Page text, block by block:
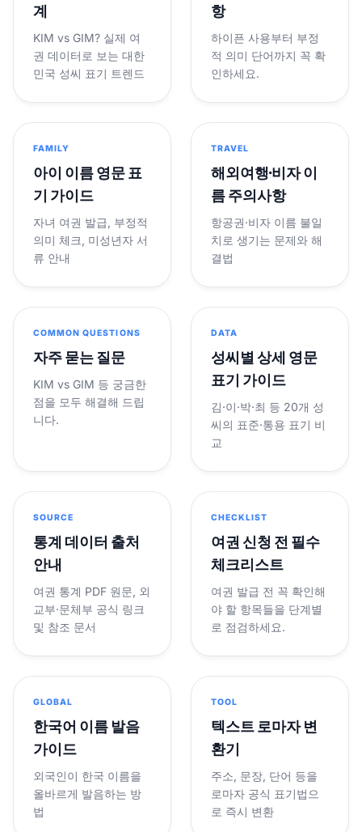
계
KIM vs GIM? 실제 여
권 데이터로 보는 대한
민국 성씨 표기 트렌드
항
하이픈 사용부터 부정
적 의미 단어까지 꼭 확
인하세요.
FAMILY
아이 이름 영문 표
기 가이드
자녀 여권 발급, 부정적
의미 체크, 미성년자 서
류 안내
TRAVEL
해외여행·비자 이
름 주의사항
항공권·비자 이름 불일
치로 생기는 문제와 해
결법
COMMON QUESTIONS
자주 묻는 질문
KIM vs GIM 등 궁금한
점을 모두 해결해 드립
니다.
DATA
성씨별 상세 영문
표기 가이드
김·이·박·최 등 20개 성
씨의 표준·통용 표기 비
교
SOURCE
통계 데이터 출처
안내
여권 통계 PDF 원문, 외
교부·문체부 공식 링크
및 참조 문서
CHECKLIST
여권 신청 전 필수
체크리스트
여권 발급 전 꼭 확인해
야 할 항목들을 단계별
로 점검하세요.
GLOBAL
한국어 이름 발음
가이드
외국인이 한국 이름을
올바르게 발음하는 방
법
TOOL
텍스트 로마자 변
환기
주소, 문장, 단어 등을
로마자 공식 표기법으
로 즉시 변환